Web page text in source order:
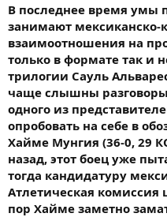
В последнее время умы
занимают мексиканско-
взаимоотношения на
только в формате так и
трилогии Сауль
чаще слышны
одного из
опробовать на себе в
Хайме Мунгия (36-0, 29
назад, этот боец уже
тогда кандидатуру
Атлетическая комиссия
пор Хайме заметно